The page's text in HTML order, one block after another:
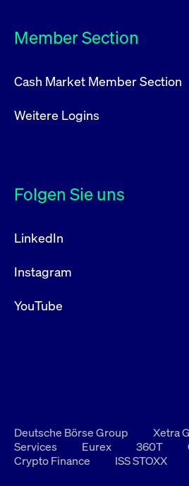
Member Section
Cash Market Member Section
Weitere Logins
Folgen Sie uns
LinkedIn
Instagram
YouTube
Deutsche Börse Group Xetra
Services
Eurex 360T
Crypto Finance
ISS STOXX